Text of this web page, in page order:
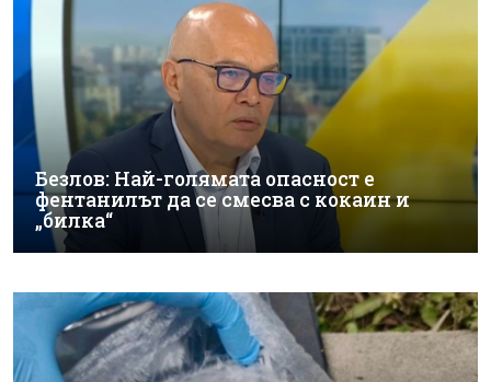
Безлов: Най-голямата опасност е
фентанилът да се смесва с кокаин и
„билка“